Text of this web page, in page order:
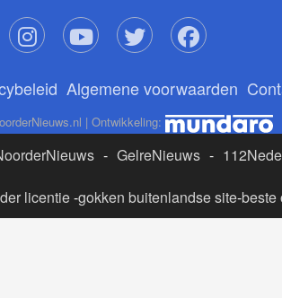
Algemene voorwaarden
| Ontwikkeling:
- GelreNieuws -
licentie-gokken buitenlandse site-beste